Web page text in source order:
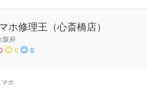
ホ修理王（心斎橋店）
阪府
sentiment_neutral 0 sentiment_dissatisfied 0
ホ